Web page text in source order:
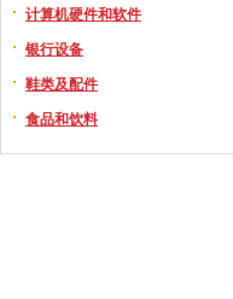
计算机硬件和软件
银行设备
鞋类及配件
食品和饮料